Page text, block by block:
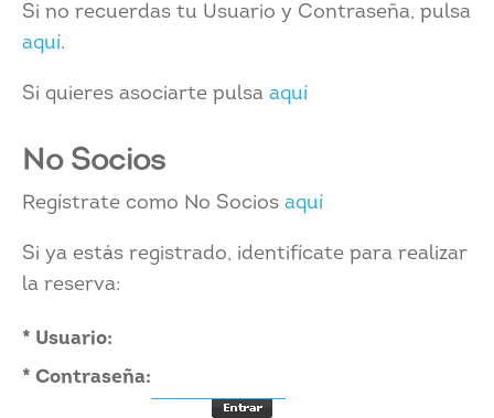
Si no recuerdas tu Usuario y Contraseña, pulsa
aquí.
Si quieres asociarte pulsa aquí
No Socios
Regístrate como No Socios aquí
Si ya estás registrado, identifícate para realizar
la reserva:
* Usuario:
* Contraseña: